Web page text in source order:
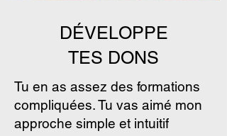
DÉVELOPPE
TES DONS
Tu en as assez des formations
compliquées. Tu vas aimé mon
approche simple et intuitif